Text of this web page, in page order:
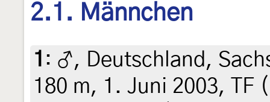
2.1. Männchen
1 : ♂, Deutschland,
180 m, 1. Juni 2003,